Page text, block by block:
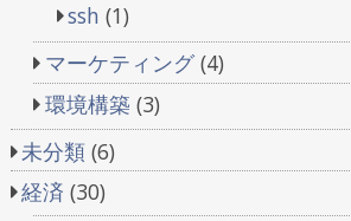
ssh (1)
マーケティング(4)
環境構築 (3)
未分類 (6)
経済 (30)